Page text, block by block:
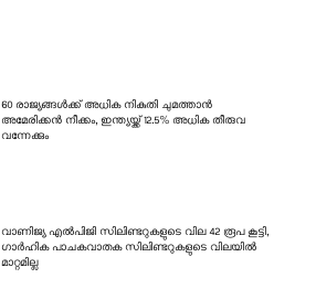
60 രാജ്യങ്ങൾക്ക് അധിക നികുതി ചുമത്താൻ
അമേരിക്കൻ നീക്കം, ഇന്ത്യയ്ക്ക് 12.5% അധിക തീരുവ
വന്നേക്കും
വാണിജ്യ എൽപിജി സിലിണ്ടറുകളുടെ വില 42 രൂപ കൂട്ടി,
ഗാർഹിക പാചകവാതക സിലിണ്ടറുകളുടെ വിലയിൽ
മാറ്റമില്ല